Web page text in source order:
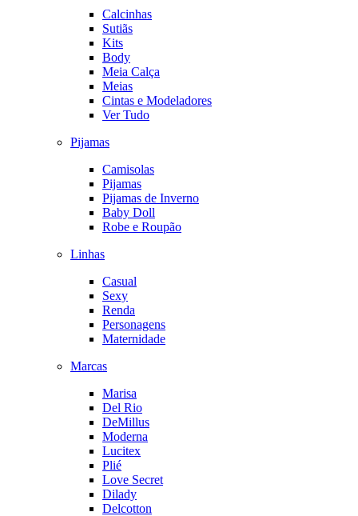
Calcinhas
Sutiãs
Kits
Body
Meia Calça
Meias
Cintas e Modeladores
Ver Tudo
Pijamas
Camisolas
Pijamas
Pijamas de Inverno
Baby Doll
Robe e Roupão
Linhas
Casual
Sexy
Renda
Personagens
Maternidade
Marcas
Marisa
Del Rio
DeMillus
Moderna
Lucitex
Plié
Love Secret
Dilady
Delcotton